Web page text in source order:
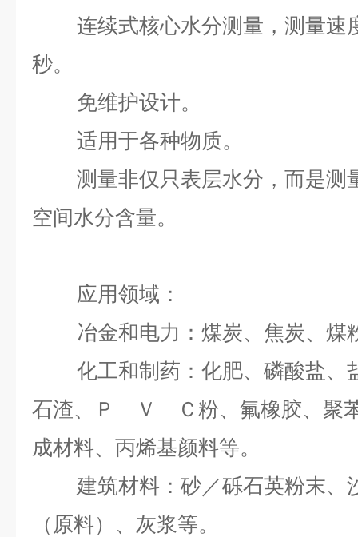
连续式核心水分测量，测量速
秒。
免维护设计。
适用于各种物质。
测量非仅只表层水分，而是测
空间水分含量。
应用领域：
冶金和电力：煤炭、焦炭、煤
化工和制药：化肥、磷酸盐、
石渣、Ｐ Ｖ Ｃ粉、氟橡胶、聚
成材料、丙烯基颜料等。
建筑材料：砂／砾石英粉末、
（原料）、灰浆等。